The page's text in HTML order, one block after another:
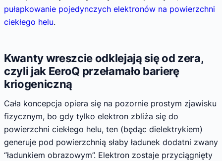
pułapkowanie pojedynczych elektronów na powierzchni
ciekłego helu.
Kwanty wreszcie odklejają się od zera,
czyli jak EeroQ przełamało barierę
kriogeniczną
Cała koncepcja opiera się na pozornie prostym zjawisku
fizycznym, bo gdy tylko elektron zbliża się do
powierzchni ciekłego helu, ten (będąc dielektrykiem)
generuje pod powierzchnią słaby ładunek dodatni zwany
“ładunkiem obrazowym”. Elektron zostaje przyciągnięty